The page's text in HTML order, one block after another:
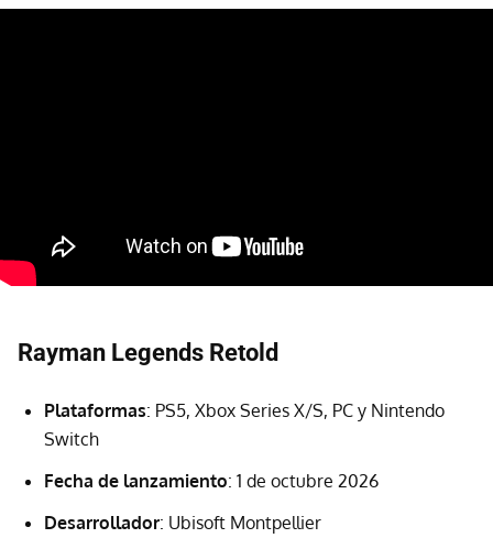
Rayman Legends Retold
Plataformas: PS5, Xbox Series X/S, PC y Nintendo
Switch
Fecha de lanzamiento: 1 de octubre 2026
Desarrollador: Ubisoft Montpellier